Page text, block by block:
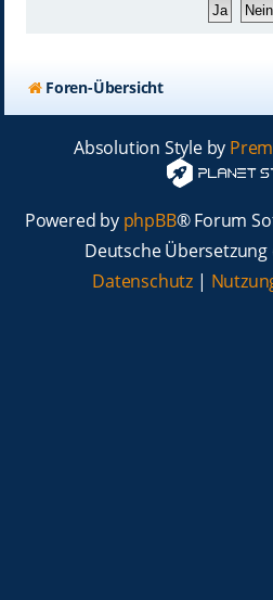
Foren-Übersicht
Absolution Style by
Powered by phpBB® Forum
Deutsche
Datenschutz |